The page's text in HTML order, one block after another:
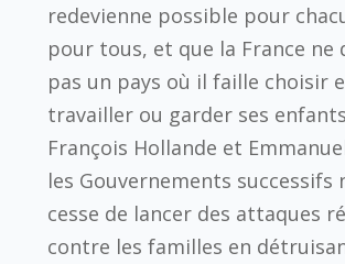
redevienne possible pour
pour tous, et que la France ne
pas un pays où il faille choisir
travailler ou garder ses
François Hollande et
les Gouvernements successifs
cesse de lancer des attaques
contre les familles en